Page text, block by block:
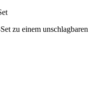
zu einem unschlagbaren